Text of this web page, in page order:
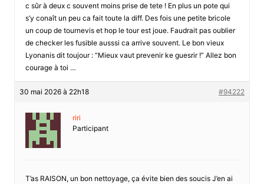
c sûr à deux c souvent moins prise de tete ! En plus un pote qui
s’y conaît un peu ca fait toute la diff. Des fois une petite bricole
un coup de tournevis et hop le tour est joue. Faudrait pas oublier
de checker les fusible ausssi ca arrive souvent. Le bon vieux
Lyonanis dit toujour : “Mieux vaut prevenir ke guesrir !” Allez bon
courage à toi …
30 mai 2026 à 22h18 #94222
riri
Participant
T’as RAISON, un bon nettoyage, ça évite bien des soucis J’en ai